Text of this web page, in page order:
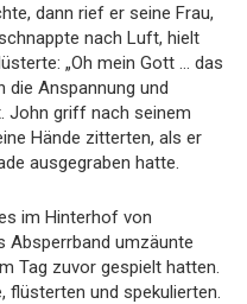
dann rief er seine Frau,
nach Luft, hielt
„Oh mein Gott … das
die Anspannung und
John griff nach seinem
Hände zitterten, als er
ausgegraben hatte.
im Hinterhof von
Absperrband umzäunte
Tag zuvor gespielt hatten.
flüsterten und spekulierten.